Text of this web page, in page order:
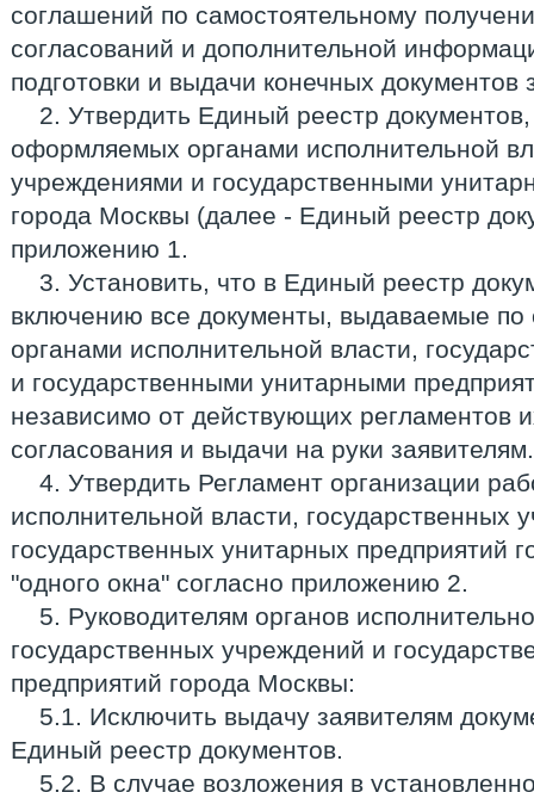
соглашений по самостоятельному
согласований и дополнительной
подготовки и выдачи конечных документов
2. Утвердить Единый реестр
оформляемых органами исполнительной
учреждениями и государственными
города Москвы (далее - Единый реестр
приложению 1.
3. Установить, что в Единый реестр
включению все документы, выдаваемые по
органами исполнительной власти,
и государственными унитарными
независимо от действующих регламентов
согласования и выдачи на руки заявителям.
4. Утвердить Регламент организации
исполнительной власти, государственных
государственных унитарных предприятий
"одного окна" согласно приложению 2.
5. Руководителям органов
государственных учреждений и
предприятий города Москвы:
5.1. Исключить выдачу заявителям
Единый реестр документов.
5.2. В случае возложения в